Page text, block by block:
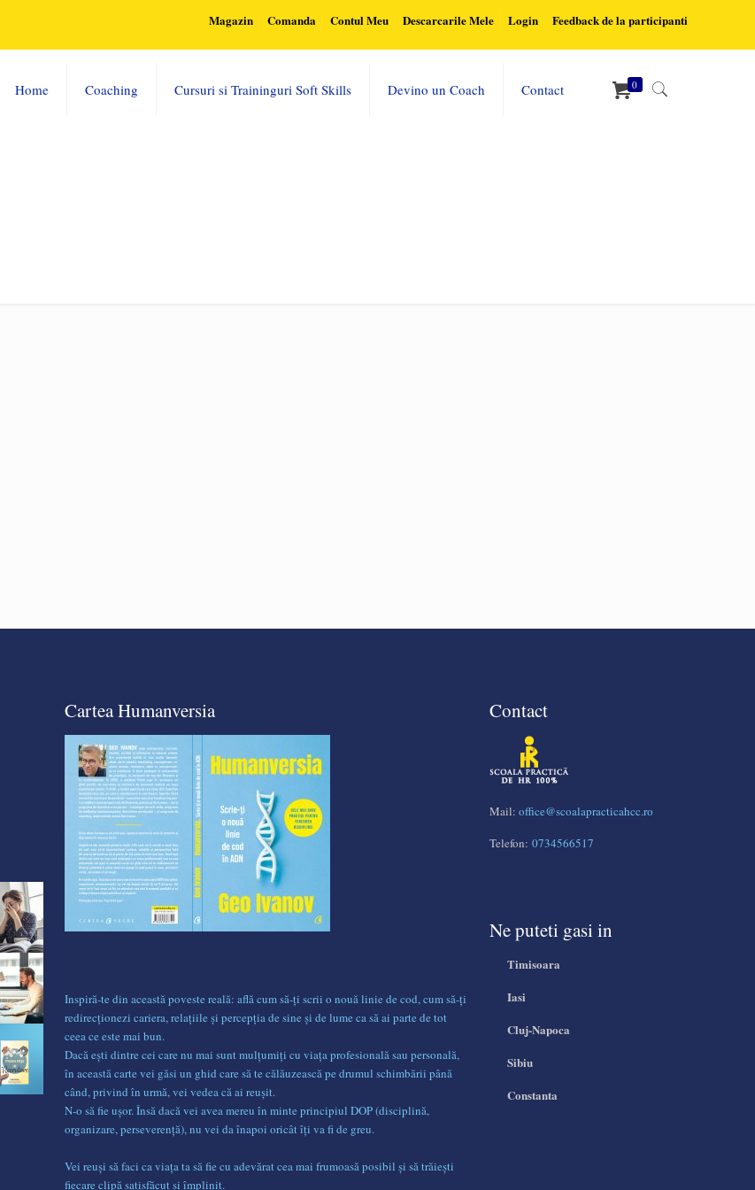
Magazin Comanda Contul Meu Descarcarile Mele Login Feedback de la participanti
Home Coaching Cursuri si Traininguri Soft Skills Devino un Coach Contact 0
Cartea Humanversia
Inspiră-te din această poveste reală: află cum să-ți scrii o nouă linie de cod, cum să-ți
redirecționezi cariera, relațiile și percepția de sine și de lume ca să ai parte de tot
ceea ce este mai bun.
Dacă ești dintre cei care nu mai sunt mulțumiți cu viața profesională sau personală,
în această carte vei găsi un ghid care să te călăuzească pe drumul schimbării până
când, privind în urmă, vei vedea că ai reușit.
N-o să fie ușor. Însă dacă vei avea mereu în minte principiul DOP (disciplină,
organizare, perseverență), nu vei da înapoi oricât îți va fi de greu.
Vei reuși să faci ca viața ta să fie cu adevărat cea mai frumoasă posibil și să trăiești
fiecare clipă satisfăcut și împlinit.
Contact
Mail: office@scoalapracticahcc.ro
Telefon: 0734566517
Ne puteti gasi in
Timisoara
Iasi
Cluj-Napoca
Sibiu
Constanta